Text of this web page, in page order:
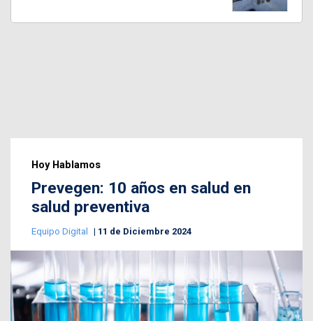
Hoy Hablamos
Prevegen: 10 años en salud en
salud preventiva
Equipo Digital 11 de Diciembre 2024